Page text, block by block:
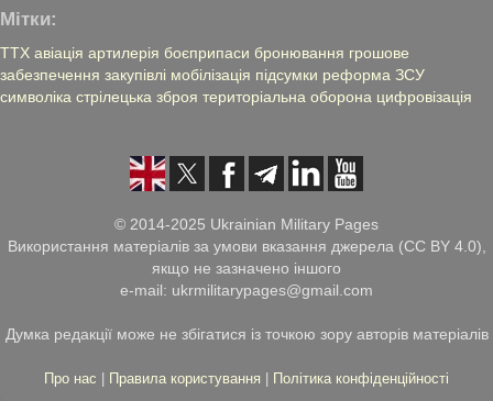
Мітки:
ТТХ авіація артилерія боєприпаси бронювання грошове
забезпечення закупівлі мобілізація підсумки реформа ЗСУ
символіка стрілецька зброя територіальна оборона цифровізація
© 2014-2025 Ukrainian Military Pages
Використання матеріалів за умови вказання джерела (CC BY 4.0),
якщо не зазначено іншого
e-mail: ukrmilitarypages@gmail.com
Думка редакції може не збігатися із точкою зору авторів матеріалів
Про нас | Правила користування | Політика конфіденційності